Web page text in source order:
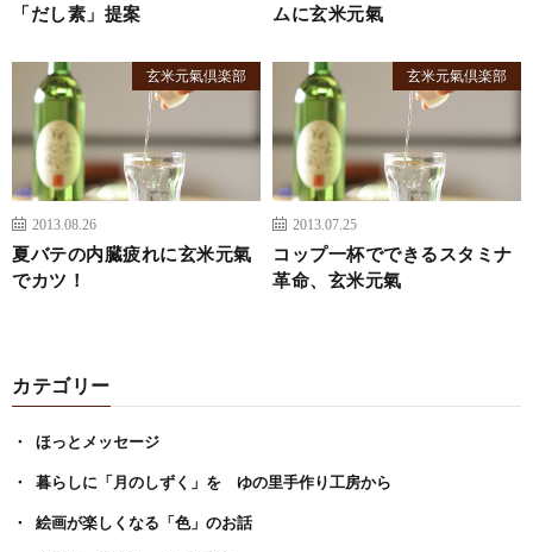
「だし素」提案
ムに玄米元氣
玄米元氣倶楽部
2013.08.26
夏バテの内臓疲れに玄米元氣
でカツ！
玄米元氣倶楽部
2013.07.25
コップ一杯でできるスタミナ
革命、玄米元氣
カテゴリー
ほっとメッセージ
暮らしに「月のしずく」を ゆの里手作り工房から
絵画が楽しくなる「色」のお話